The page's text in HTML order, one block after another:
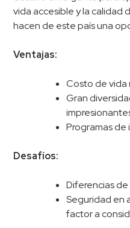
vida accesible y la calidad
hacen de este país una
Ventajas:
Costo de vida
Gran
Programas de
Desafíos:
Diferencias
Seguridad en
factor a